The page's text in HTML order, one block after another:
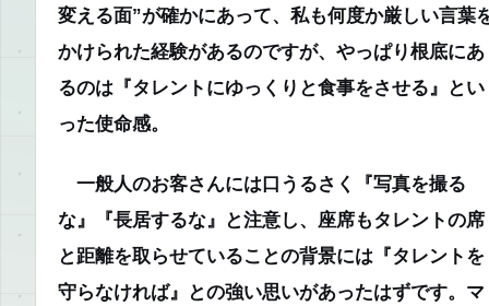
変える面”が確かにあって、私も何度か厳しい言葉
かけられた経験があるのですが、やっぱり根底にあ
るのは『タレントにゆっくりと食事をさせる』とい
った使命感。
一般人のお客さんには口うるさく『写真を撮る
な』『長居するな』と注意し、座席もタレントの席
と距離を取らせていることの背景には『タレントを
守らなければ』との強い思いがあったはずです。マ